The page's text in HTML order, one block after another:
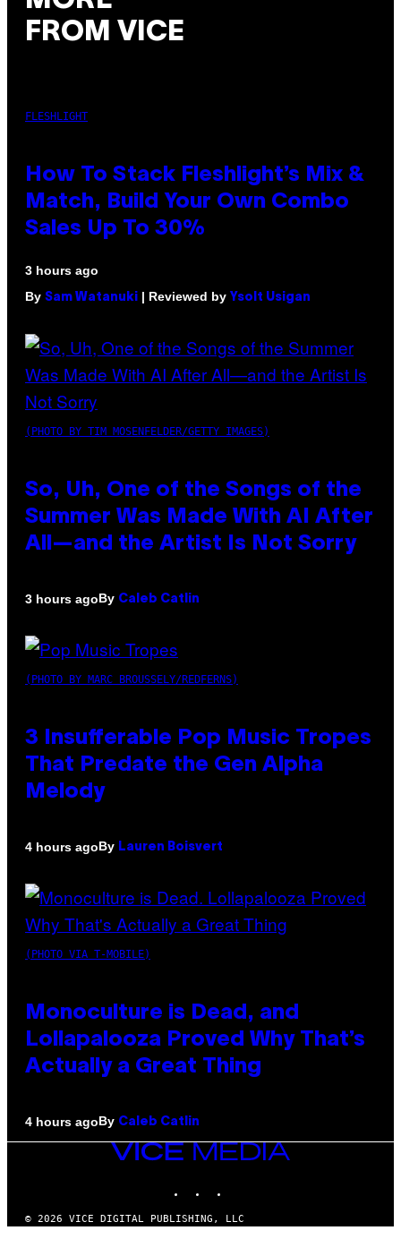
FROM VICE
FLESHLIGHT
How To Stack Fleshlight’s Mix &
Match, Build Your Own Combo
Sales Up To 30%
3 hours ago
By Sam Watanuki | Reviewed by Ysolt Usigan
(PHOTO BY TIM MOSENFELDER/GETTY IMAGES)
So, Uh, One of the Songs of the
Summer Was Made With AI After
All—and the Artist Is Not Sorry
3 hours agoBy Caleb Catlin
(PHOTO BY MARC BROUSSELY/REDFERNS)
3 Insufferable Pop Music Tropes
That Predate the Gen Alpha
Melody
4 hours agoBy Lauren Boisvert
(PHOTO VIA T-MOBILE)
Monoculture is Dead, and
Lollapalooza Proved Why That’s
Actually a Great Thing
4 hours agoBy Caleb Catlin
VICE
© 2026 VICE DIGITAL PUBLISHING, LLC